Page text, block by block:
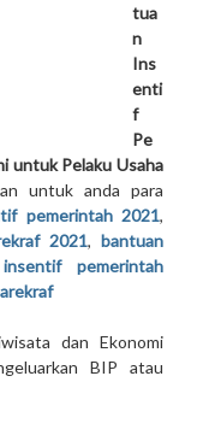
tua
n
Ins
enti
f
Pe
untuk Pelaku Usaha
untuk anda para
pemerintah 2021,
2021,bantuan
pemerintah
dan Ekonomi
BIP atau